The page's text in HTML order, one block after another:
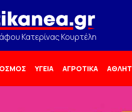
Κατερίνας Κουρτέλη
ΥΓΕΙΑ ΑΓΡΟΤΙΚΑ